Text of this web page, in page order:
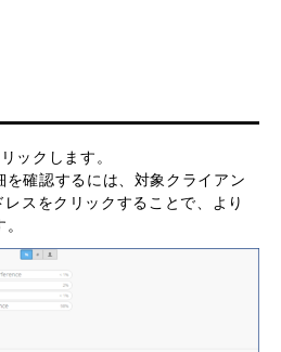
ックします。
確認するには、対象クライアン
スをクリックすることで、より